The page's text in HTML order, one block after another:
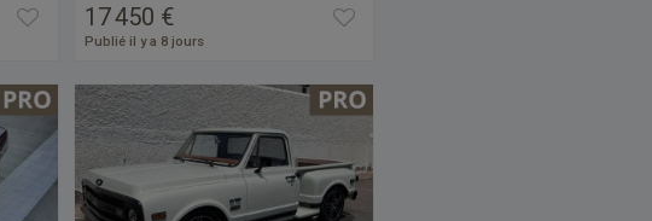
17 450 €
Publié il y a 8 jours